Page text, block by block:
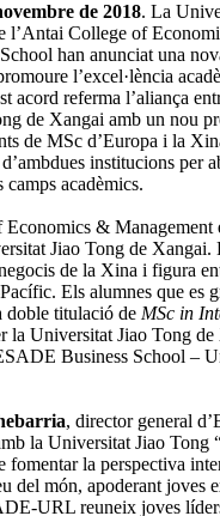
de 2018. La
l’Antai College of
han anunciat una
l’excel·lència
acord referma l’aliança
de Xangai amb un nou
de MSc d’Europa i la
institucions per
camps acadèmics.
& Management
Jiao Tong de Xangai.
de la Xina i figura
Els alumnes que es
doble titulació de MSc in
la Universitat Jiao Tong de
Business School –
, director general
la Universitat Jiao Tong
la perspectiva
del món, apoderant joves
URL reuneix joves